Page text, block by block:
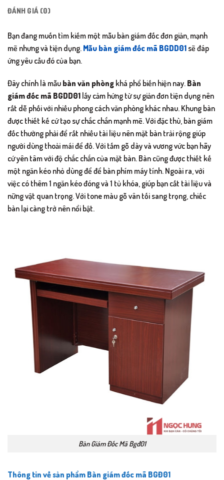
ĐÁNH GIÁ (0)
Bạn đang muốn tìm kiếm một mẫu bàn giám đốc đơn giản, mạnh
mẽ nhưng và tiện dụng. Mẫu bàn giám đốc mã BGDD01 sẽ đáp
ứng yêu cầu đó của bạn.
Đây chính là mẫu bàn văn phòng khá phổ biến hiện nay. Bàn
giám đốc mã BGDD01 lấy cảm hứng từ sự giản đơn tiện dụng nên
rất dễ phối với nhiều phong cách văn phòng khác nhau. Khung bàn
được thiết kế cứ tạo sự chắc chắn mạnh mẽ. Với đặc thù, bàn giám
đốc thường phải để rất nhiều tài liệu nên mặt bàn trải rộng giúp
người dùng thoải mái để đồ. Với tấm gỗ dày và vương vức bạn hãy
cứ yên tâm với độ chắc chắn của mặt bàn. Bàn cũng được thiết kế
một ngăn kéo nhỏ dùng để để bàn phím máy tính. Ngoài ra, với
việc có thêm 1 ngăn kéo đóng và 1 tủ khóa, giúp bạn cất tài liệu và
nững vật quan trọng. Với tone màu gỗ vân tối sang trọng, chiếc
bàn lại càng trở nên nổi bật.
Bàn Giám Đốc Mã Bgđ01
Thông tin về sản phẩm Bàn giám đốc mã BGĐ01